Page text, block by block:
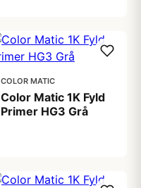
COLOR MATIC
Color Matic 1K Fyld
Primer HG3 Grå